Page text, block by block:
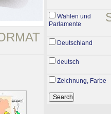
Wahlen und
Parlamente
Deutschland
deutsch
Zeichnung, Farbe